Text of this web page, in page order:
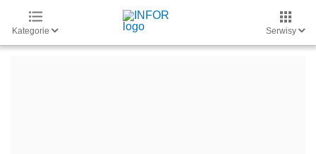
Kategorie Serwisy